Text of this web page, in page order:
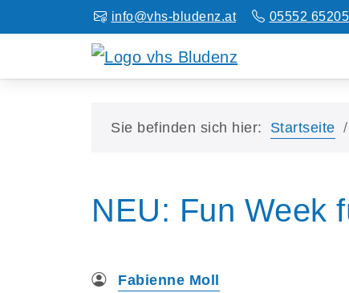
info@vhs-bludenz.at 05552 65205
Sie befinden sich hier: Startseite
NEU: Fun Week
Fabienne Moll